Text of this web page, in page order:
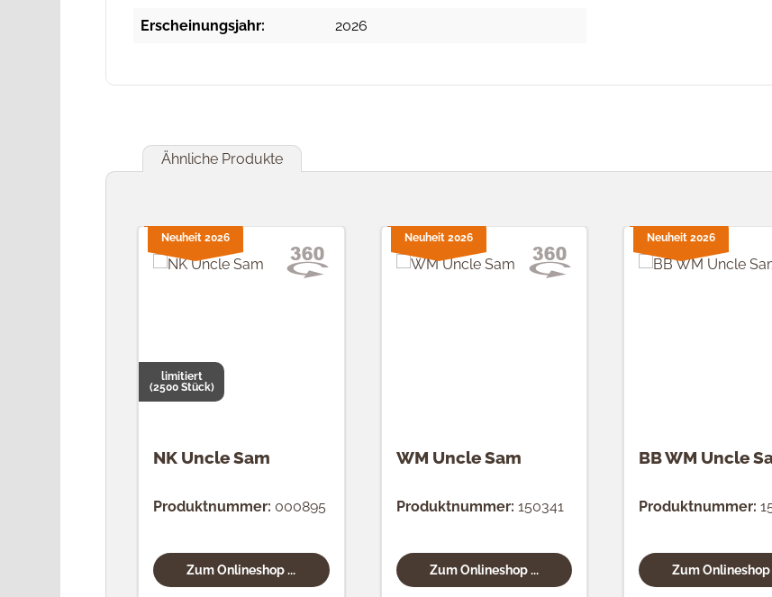
Erscheinungsjahr: 2026
Ähnliche Produkte
Produktgalerie überspringen
NK Uncle Sam
Produktnummer: 000895
Zum Onlineshop ...
Neuheit 2026
limitiert
(2500 Stück)
WM Uncle Sam
Produktnummer: 150341
Zum Onlineshop ...
Neuheit 2026
BB WM Uncle
Produktnummer:
Zum Onlineshop
Neuheit 2026